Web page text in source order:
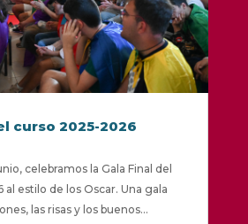
curso 2025-2026
celebramos la Gala Final del
estilo de los Oscar. Una gala
las risas y los buenos...